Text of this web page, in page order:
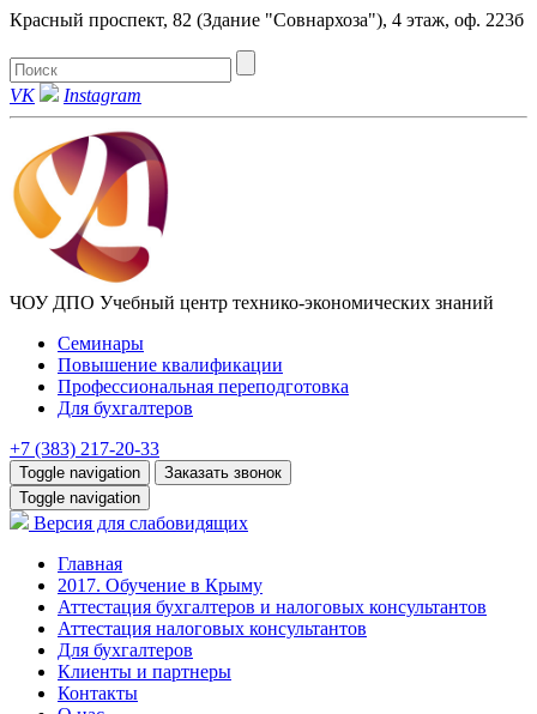
Красный проспект, 82 (Здание "Совнархоза"), 4 этаж, оф. 223б
VK Instagram
ЧОУ ДПО Учебный центр технико-экономических знаний
Семинары
Повышение квалификации
Профессиональная переподготовка
Для бухгалтеров
+7 (383) 217-20-33
Toggle navigation
Заказать звонок
Toggle navigation
Версия для слабовидящих
Главная
2017. Обучение в Крыму
Аттестация бухгалтеров и налоговых консультантов
Аттестация налоговых консультантов
Для бухгалтеров
Клиенты и партнеры
Контакты